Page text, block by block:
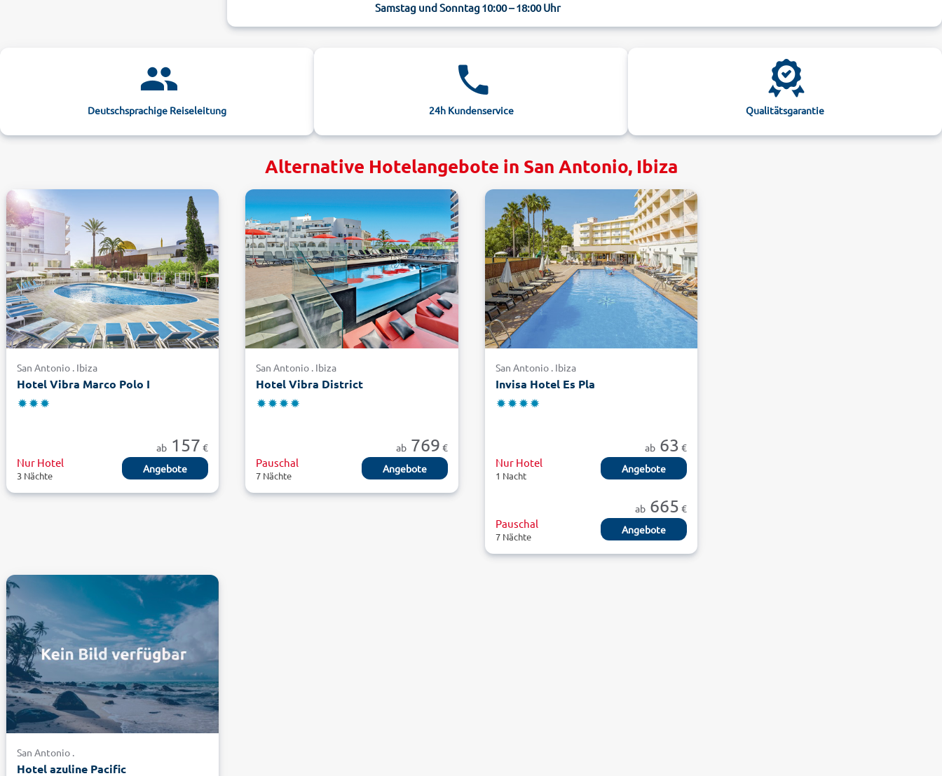
Samstag und Sonntag10:00 – 18:00 Uhr
Deutschsprachige Reiseleitung 24h Kundenservice Qualitätsgarantie
Alternative Hotelangebote in San Antonio, Ibiza
San Antonio . Ibiza
Hotel Vibra Marco Polo I
ab 157 €
Nur Hotel
3 Nächte
Angebote
San Antonio . Ibiza
Hotel Vibra District
ab769 €
Pauschal
7 Nächte
Angebote
San Antonio . Ibiza
Invisa Hotel Es Pla
ab 63 €
Nur Hotel
1 Nacht
Angebote
ab 665 €
Pauschal
7 Nächte
Angebote
San Antonio .
Hotel azuline Pacific